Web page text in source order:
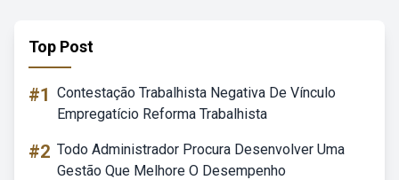
Top Post
#1 Contestação Trabalhista Negativa De Vínculo
Empregatício Reforma Trabalhista
#2 Todo Administrador Procura Desenvolver Uma
Gestão Que Melhore O Desempenho